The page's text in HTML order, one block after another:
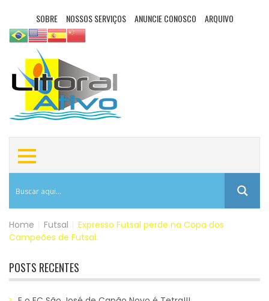
SOBRE NOSSOS SERVIÇOS ANUNCIE CONOSCO ARQUIVO
Home Futsal
Expresso Futsal perde na Copa dos
Campeões de Futsal.
POSTS RECENTES